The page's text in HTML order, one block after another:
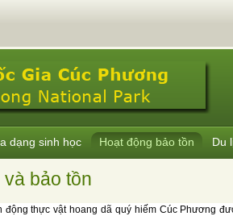
dạng sinh học Hoạt động bảo tồn Du
bảo tồn
động thực vật hoang dã quý hiếm Cúc Phương